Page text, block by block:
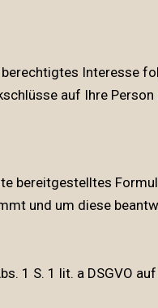
Interesse
auf Ihre Person
bereitgestelltes
und um diese
1 S. 1 lit. a DSGVO